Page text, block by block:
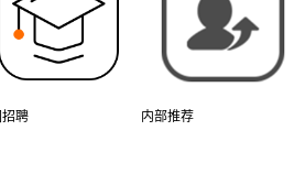
聘 内部推荐